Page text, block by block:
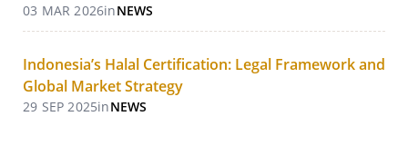
03 MAR 2026inNEWS
Indonesia’s Halal Certification: Legal Framework and
Global Market Strategy
29 SEP 2025inNEWS